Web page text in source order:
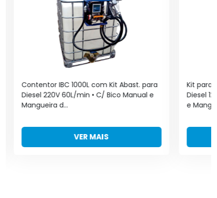
Contentor IBC 1000L com Kit Abast. para
Diesel 220V 60L/min • C/ Bico Manual e
Mangueira d...
VER MAIS
Kit para
Diesel
e